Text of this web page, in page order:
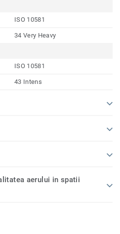
ISO 10581
34 Very Heavy
ISO 10581
43 Intens
aerului in spatii